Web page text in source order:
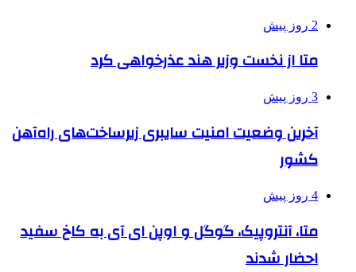
2 روز پیش
متا از نخست وزیر هند عذرخواهی کرد
3 روز پیش
آخرین وضعیت امنیت سایبری زیرساخت‌های راه‌آهن
کشور
4 روز پیش
متا، آنتروپیک، گوگل و اوپن ای آی به کاخ سفید
احضار شدند